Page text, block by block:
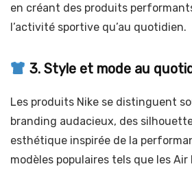
en créant des produits
l’activité sportive qu’au quotidien.
3. Style et mode au
Les produits Nike se distinguent
branding audacieux, des
esthétique inspirée de la
modèles populaires tels que les Air